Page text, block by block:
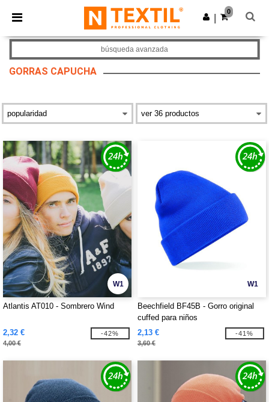
× App de Ntextil
¡Mejores precios en app!
Descargar app
0
GORRAS CAPUCHA
búsqueda avanzada
W1
Atlantis AT010 - Sombrero Wind
2,32 €
4,00 €
-42%
W1
Beechfield BF45B - Gorro original
cuffed para niños
2,13 €
3,60 €
-41%